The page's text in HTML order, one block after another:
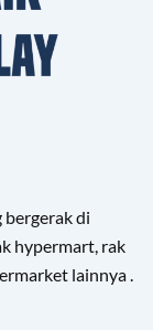
bergerak di
hypermart, rak
lainnya .